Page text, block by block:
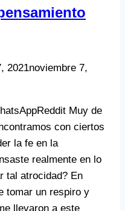
2021noviembre 7,
Muy de
con ciertos
la fe en la
realmente en lo
tal atrocidad? En
tomar un respiro y
llevaron a este